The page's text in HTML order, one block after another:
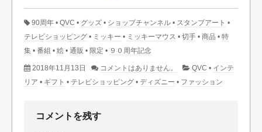
90周年 • QVC • グッズ • ショップチャンネル • スタンプアート •
テレビショッピング • ミッキー • ミッキーマウス • 切手 • 商品 • 特
集 • 番組 • 絵 • 通販 • 限定 • ９０周年記念
2018年11月13日 コメントはありません。 QVC • インテ
リア • ギフト • テレビショッピング • ディズニー • ファッション
コメントを残す